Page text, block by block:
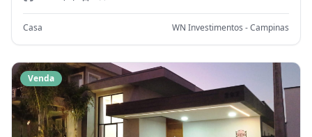
Casa WN Investimentos - Campinas
Venda